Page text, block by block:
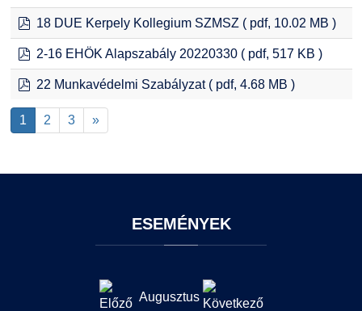
pdf18 DUE Kerpely Kollegium SZMSZ ( pdf, 10.02 MB )
pdf2-16 EHÖK Alapszabály 20220330 ( pdf, 517 KB )
pdf22 Munkavédelmi Szabályzat ( pdf, 4.68 MB )
1 2 3 »
ESEMÉNYEK
Augusztus